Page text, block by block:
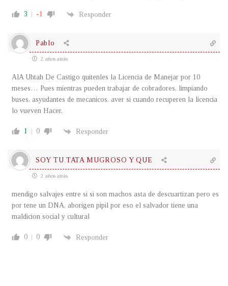
3 -1 Responder
Pablo
2 años atrás
AlA Uhtah De Castigo quitenles la Licencia de Manejar por 10
meses… Pues mientras pueden trabajar de cobradores, limpiando
buses, asyudantes de mecanicos. aver si cuando recuperen la licencia
lo vueven Hacer.
1 0 Responder
SOY TU TATA MUGROSO Y QUE
2 años atrás
mendigo salvajes entre si si son machos asta de descuartizan pero es
por tene un DNA, aborigen pipil por eso el salvador tiene una
maldicion social y cultural
0 0 Responder